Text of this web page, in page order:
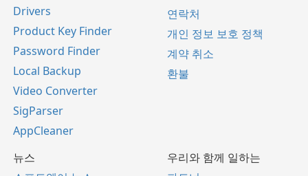
Drivers
Product Key Finder
Password Finder
Local Backup
Video Converter
SigParser
AppCleaner
연락처
개인 정보 보호 정책
계약 취소
환불
뉴스
우리와 함께 일하는